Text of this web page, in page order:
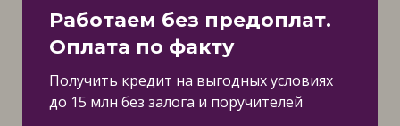
Работаем без предоплат.
Оплата по факту
Получить кредит на выгодных условиях
до 15 млн без залога и поручителей